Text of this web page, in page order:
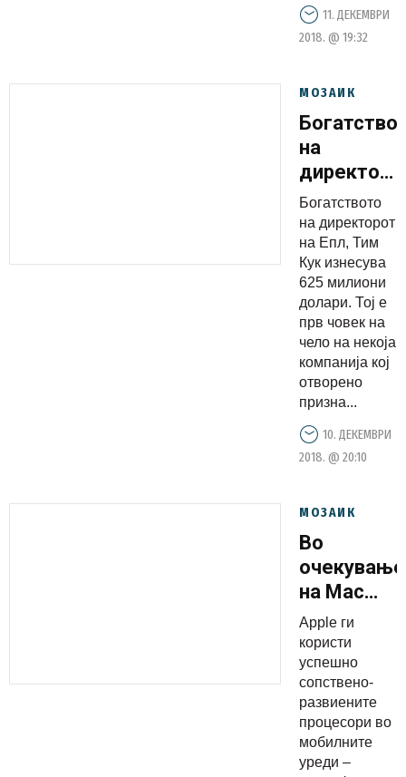
11. ДЕКЕМВРИ
2018. @ 19:32
МОЗАИК
на
на Епл,
Тим Кук
изнесува
625
милиони
долари
Богатството
на директорот
на Епл, Тим
Кук изнесува
625 милиони
долари. Тој е
прв човек на
чело на некоја
компанија кој
отворено
призна...
10. ДЕКЕМВРИ
2018. @ 20:10
МОЗАИК
Во
очекување
на Mac
компјутери
со
процесори
од Apple
Apple ги
користи
успешно
сопствено-
развиените
процесори во
мобилните
уреди –